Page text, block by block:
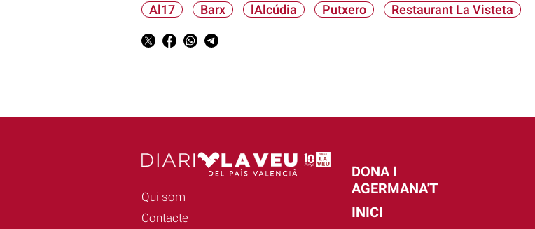
Al17 Barx lAlcúdia Putxero Restaurant La Visteta
Qui som
Contacte
DONA I
AGERMANA'T
INICI